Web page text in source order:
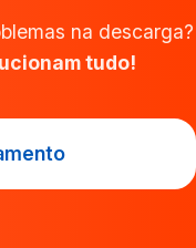
na descarga?
tudo!